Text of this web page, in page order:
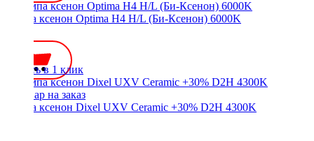
Лампа ксенон Optima H4 H/L (Би-Ксенон) 6000K
Купить в 1 клик
Лампа ксенон Dixel UXV Ceramic +30% D2H 4300K